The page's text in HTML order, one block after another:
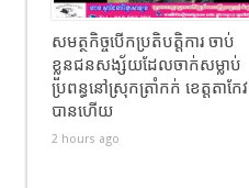
សមត្ថកិច្ចបើកប្រតិបត្តិការ ចាប់
ខ្លួនជនសង្ស័យដែលចាក់សម្លាប់
ប្រពន្ធនៅស្រុកត្រាំកក់ ខេត្តតាកែវ
បានហេីយ
2 hours ago